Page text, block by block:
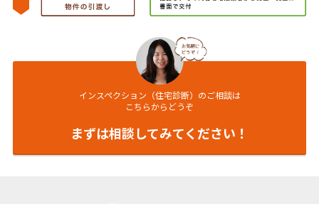
インスペクション（住宅診断）のご相談は
こちらからどうぞ
まずは相談してみてください！